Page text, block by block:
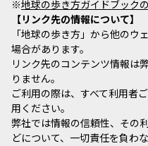
※地球の歩き方ガイドブック
リンク先の情報について
「地球の歩き方」から他のウ
場合があります。
リンク先のコンテンツ情報は
りません。
ご利用の際は、すべて利用者
用ください。
弊社では情報の信頼性、その
どについて、一切責任を負わ